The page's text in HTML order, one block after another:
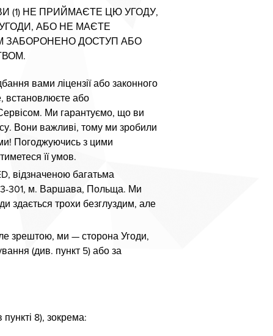
(1) НЕ ПРИЙМАЄТЕ ЦЮ УГОДУ,
АБО НЕ МАЄТЕ
ЗАБОРОНЕНО ДОСТУП АБО
вами ліцензії або законного
встановлюєте або
Ми гарантуємо, що ви
Вони важливі, тому ми зробили
Погоджуючись з цими
її умов.
відзначеною багатьма
301, м. Варшава, Польща. Ми
здається трохи безглуздим, але
зрештою, ми — сторона Угоди,
(див. пункт 5) або за
8), зокрема: